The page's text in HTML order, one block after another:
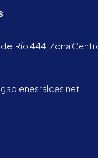
Río 444, Zona